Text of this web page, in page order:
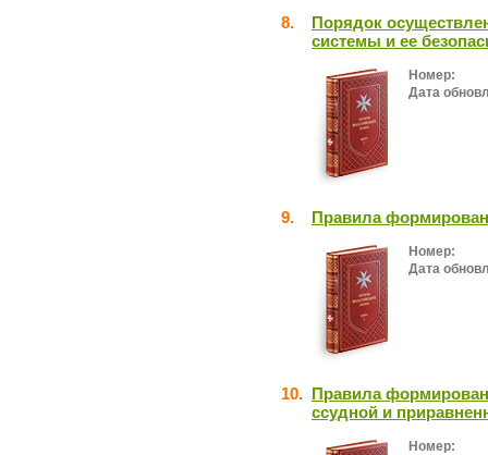
8.
Порядок
системы и ее
Номер:
Дата
9. Правила
Номер:
Дата
10. Правила
ссудной и
Номер: